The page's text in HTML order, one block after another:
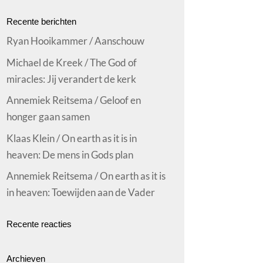
Recente berichten
Ryan Hooikammer / Aanschouw
Michael de Kreek / The God of
miracles: Jij verandert de kerk
Annemiek Reitsema / Geloof en
honger gaan samen
Klaas Klein / On earth as it is in
heaven: De mens in Gods plan
Annemiek Reitsema / On earth as it is
in heaven: Toewijden aan de Vader
Recente reacties
Archieven